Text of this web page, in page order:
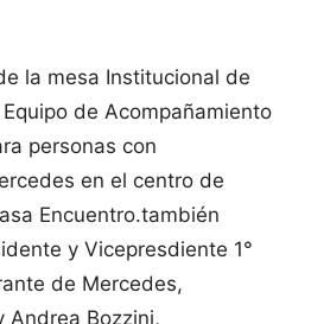
la mesa Institucional de
de Acompañamiento
personas con
en el centro de
Encuentro.también
y Vicepresdiente 1°
de Mercedes,
Andrea Bozzini,